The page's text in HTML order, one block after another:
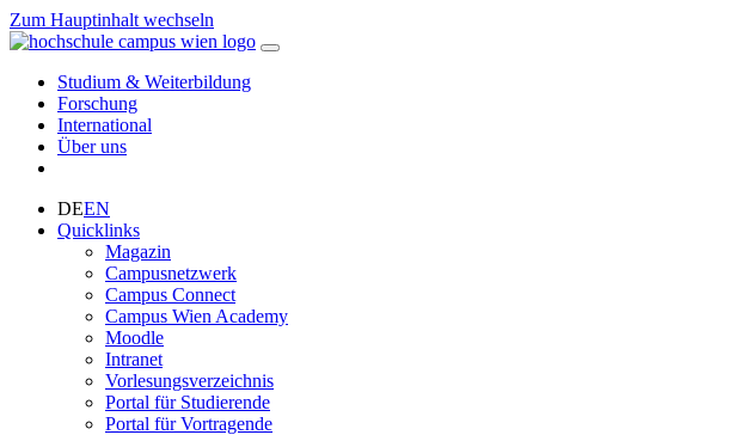
Zum Hauptinhalt wechseln
Studium & Weiterbildung
Forschung
International
Über uns
DEEN
Quicklinks
Magazin
Campusnetzwerk
Campus Connect
Campus Wien Academy
Moodle
Intranet
Vorlesungsverzeichnis
Portal für Studierende
Portal für Vortragende